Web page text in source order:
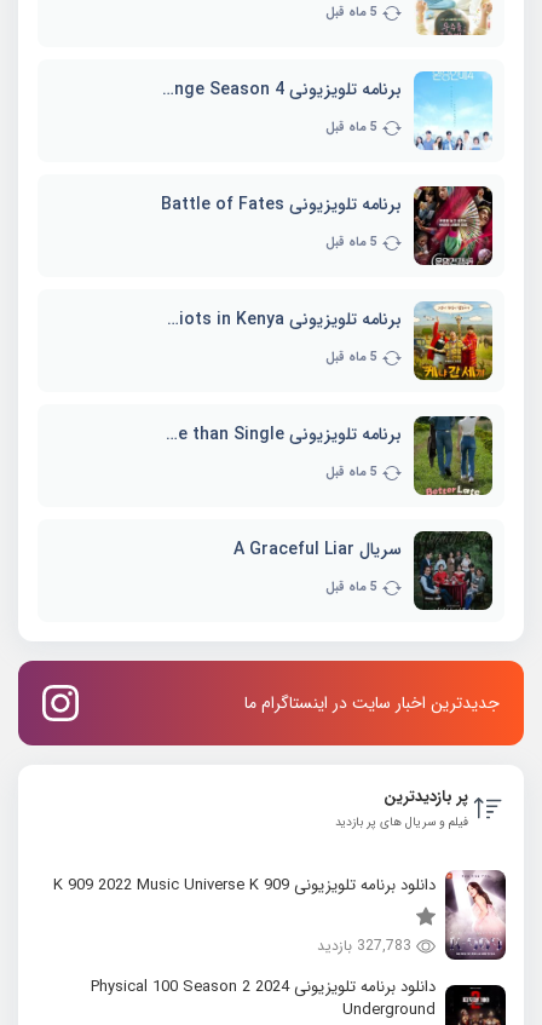
5 ماه قبل
برنامه تلویزیونی EXchange Season 4
5 ماه قبل
برنامه تلویزیونی Battle of Fates
5 ماه قبل
برنامه تلویزیونی Three Idiots in Kenya
5 ماه قبل
برنامه تلویزیونی Better Late than Single
5 ماه قبل
سریال A Graceful Liar
5 ماه قبل
جدیدترین اخبار سایت در اینستاگرام ما
پر بازدیدترین
فیلم و سریال های پر بازدید
دانلود برنامه تلویزیونی K 909 2022 Music Universe K 909
327,783 بازدید
دانلود برنامه تلویزیونی 2024 Physical 100 Season 2
Underground